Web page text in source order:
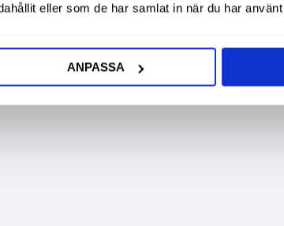
eller som de har samlat in när du har
ANPASSA